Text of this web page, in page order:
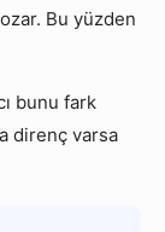
Bu yüzden
bunu fark
direnç varsa